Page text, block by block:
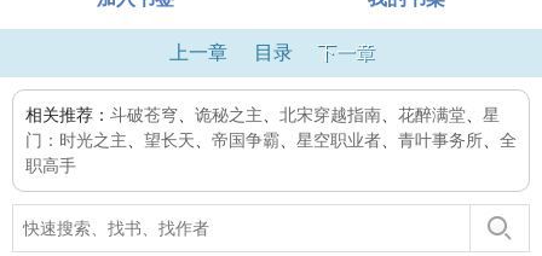
上一章 目录 下一章
相关推荐： 斗破苍穹 诡秘之主 北宋穿越指南 花醉满堂
星
门：时光之主
望长天 帝国争霸 星空职业者 青叶事务所
全
职高手